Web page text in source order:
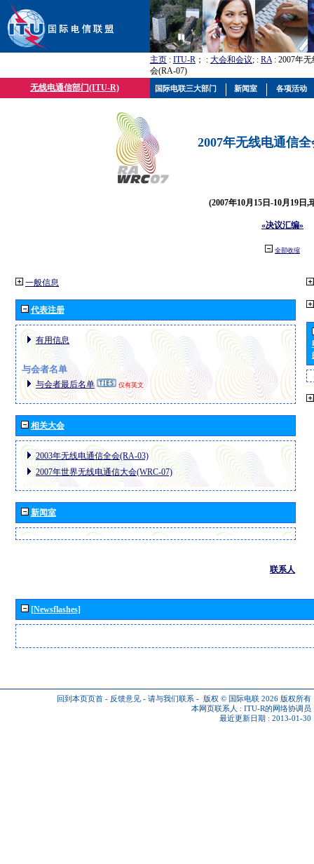
主页 : ITU-R ； : 大会和会议; : RA: 2007年
会(RA-07)
无线电通信部门(ITU-R)
2007年无线电通信
(2007年10月15日-10月19日,
«决议汇编»
全部收缩
一般信息
代表注册
有用信息
与会者名单
与会者最后名单 仅有英文
相关大会
2003年无线电通信全会(RA-03)
2007年世界无线电通信大会(WRC-07)
新闻室
联系人
[Newsflashes]
回到本页页首 - 反馈意见 - 请与我们联系 - 版权 © 国际电联 2026 版权所有
本网页联系人 : ITU-R的网络协调员
最近更新日期 : 2013-01-30
国际电联三大部门 新闻室 各项活动